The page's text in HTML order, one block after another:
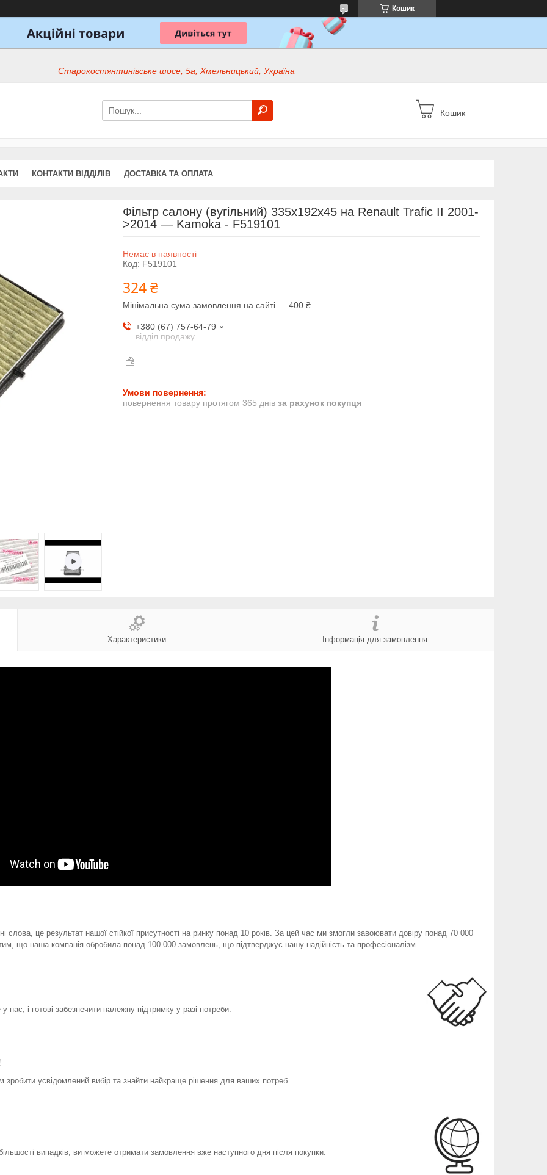
Кошик
Старокостянтинівське шосе, 5а, Хмельницький, Україна
Кошик
КОНТАКТИ ВІДДІЛІВ ДОСТАВКА ТА ОПЛАТА
Фільтр салону (вугільний) 335х192х45 на Renault Trafic II 2001-
>2014 — Kamoka - F519101
Немає в наявності
Код: F519101
324 ₴
Мінімальна сума замовлення на сайті — 400 ₴
+380 (67) 757-64-79
відділ продажу
повернення товару протягом 365 днів за рахунок покупця
Характеристики Інформація для замовлення
слова, це результат нашої стійкої присутності на ринку понад 10 років. За цей час ми змогли завоювати довіру понад 70 000
що наша компанія обробила понад 100 000 замовлень, що підтверджує нашу надійність та професіоналізм.
і готові забезпечити належну підтримку у разі потреби.
усвідомлений вибір та знайти найкраще рішення для ваших потреб.
випадків, ви можете отримати замовлення вже наступного дня після покупки.